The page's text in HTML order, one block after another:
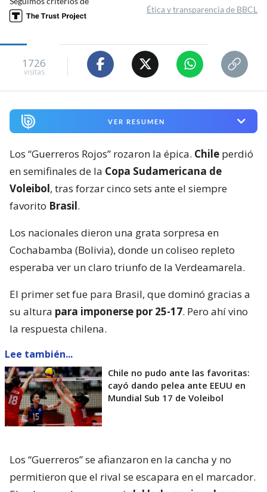
Ética y transparencia de BBCL
1726
visitas
VER RESUMEN
Los “Guerreros Rojos” rozaron la épica. Chile perdió
en semifinales de la Copa Sudamericana de
Voleibol, tras forzar cinco sets ante el siempre
favorito Brasil.
Los nacionales dieron una grata sorpresa en
Cochabamba (Bolivia), donde un coliseo repleto
esperaba ver un claro triunfo de la Verdeamarela.
El primer set fue para Brasil, que dominó gracias a
su altura para imponerse por 25-17. Pero ahí vino
la respuesta chilena.
Lee también...
Chile no pudo ante las favoritas:
cayó dando pelea ante EEUU en
Mundial Sub 17 de Voleibol
Los “Guerreros” se afianzaron en la cancha y no
permitieron que el rival se escapara en el marcador.